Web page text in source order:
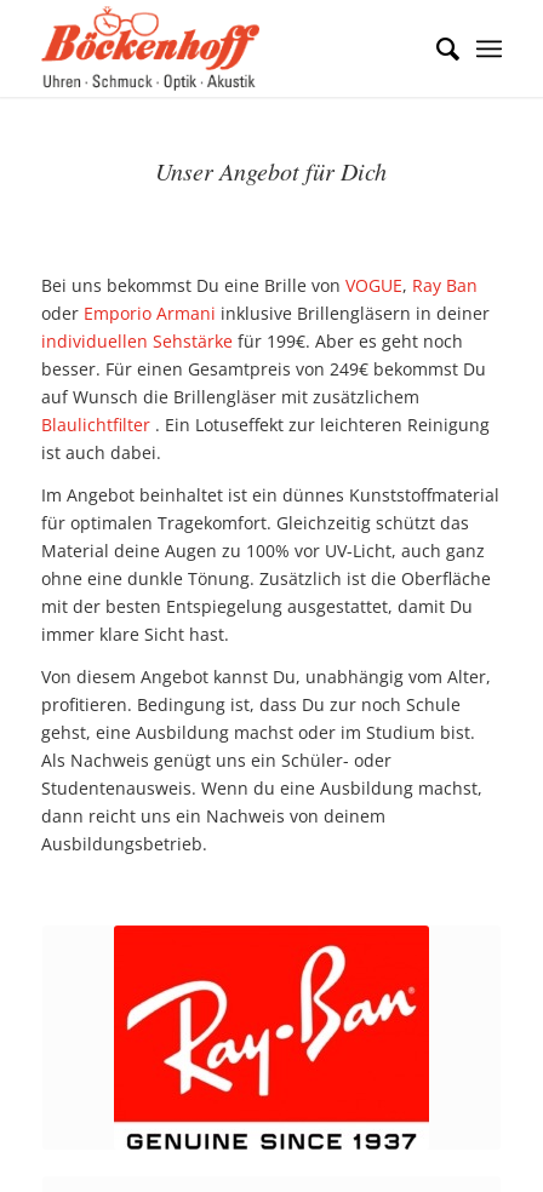
Unser Angebot für Dich
Bei uns bekommst Du eine Brille von VOGUE, Ray Ban
oder Emporio Armani inklusive Brillengläsern in deiner
individuellen Sehstärkefür 199€. Aber es geht noch
besser. Für einen Gesamtpreis von 249€ bekommst Du
auf Wunsch die Brillengläser mit zusätzlichem
Blaulichtfilter. Ein Lotuseffekt zur leichteren Reinigung
ist auch dabei.
Im Angebot beinhaltet ist ein dünnes Kunststoffmaterial
für optimalen Tragekomfort. Gleichzeitig schützt das
Material deine Augen zu 100% vor UV-Licht, auch ganz
ohne eine dunkle Tönung. Zusätzlich ist die Oberfläche
mit der besten Entspiegelung ausgestattet, damit Du
immer klare Sicht hast.
Von diesem Angebot kannst Du, unabhängig vom Alter,
profitieren. Bedingung ist, dass Du zur noch Schule
gehst, eine Ausbildung machst oder im Studium bist.
Als Nachweis genügt uns ein Schüler- oder
Studentenausweis. Wenn du eine Ausbildung machst,
dann reicht uns ein Nachweis von deinem
Ausbildungsbetrieb.